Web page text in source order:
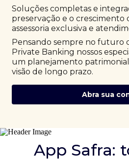
Soluções completas e
preservação e o crescimento
assessoria exclusiva e
Pensando sempre no futuro
Private Banking nossos
um planejamento
visão de longo prazo.
Abra sua
App Safra: